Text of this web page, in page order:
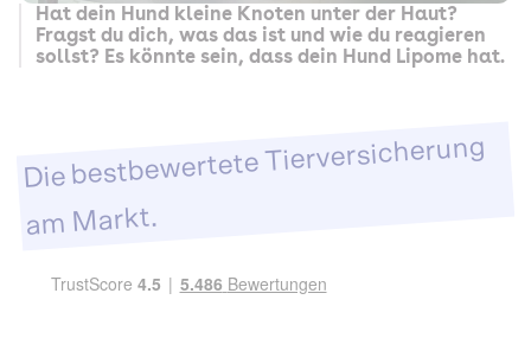
Hat dein Hund kleine Knoten unter der Haut?
Fragst du dich, was das ist und wie du reagieren
sollst? Es könnte sein, dass dein Hund Lipome hat.
Die bestbewertete Tierversicherung
am Markt.